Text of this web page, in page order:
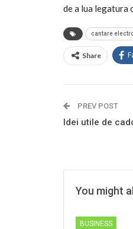
de a lua legatura
cantare
Share
PREV POST
Idei utile de
You might
BUSINESS